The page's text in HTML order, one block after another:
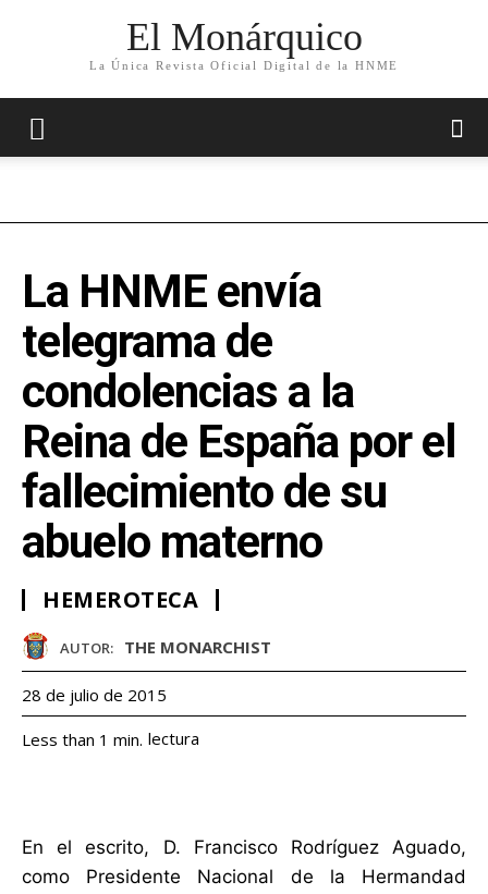
El Monárquico
La Única Revista Oficial Digital de la HNME
La HNME envía
telegrama de
condolencias a la
Reina de España por el
fallecimiento de su
abuelo materno
HEMEROTECA
AUTOR: THE MONARCHIST
28 de julio de 2015
Less than 1 min. lectura
En el escrito, D. Francisco Rodríguez Aguado,
como Presidente Nacional de la Hermandad